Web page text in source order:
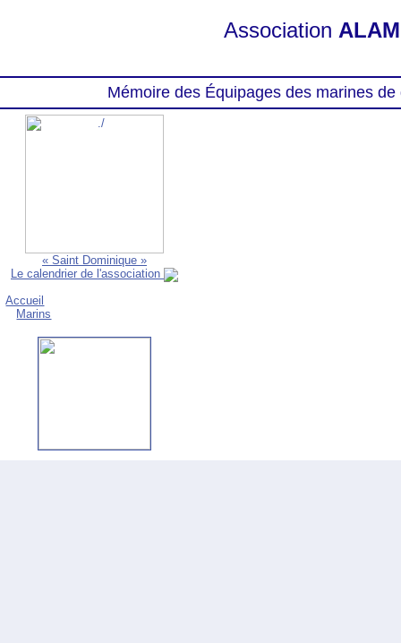
Association
Mémoire des Équipages des marines
« Saint Dominique »
Le calendrier de l'association
Accueil
Marins